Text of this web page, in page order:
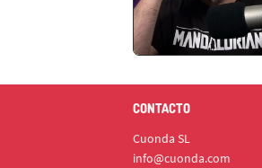
CONTACTO
Cuonda SL
info@cuonda.com